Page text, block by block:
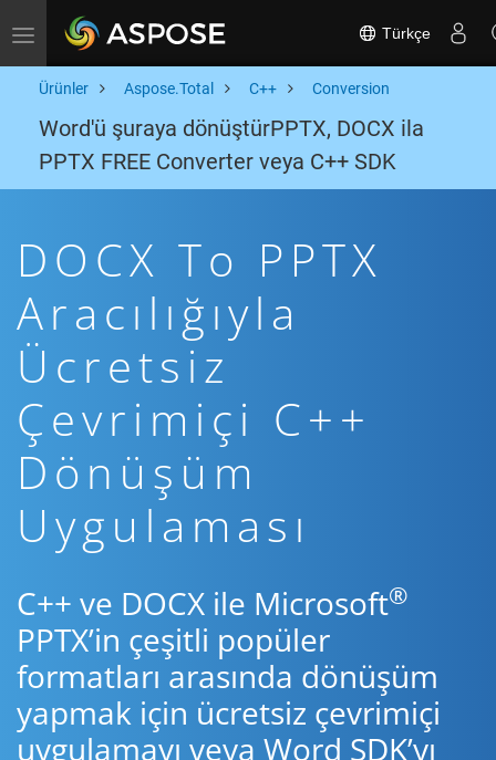
Toggle navigation Türkçe
Ürünler Aspose.Total C++ Conversion
Word'ü şuraya dönüştürPPTX, DOCX ila
PPTX FREE Converter veya C++ SDK
DOCX To PPTX
Aracılığıyla
Ücretsiz
Çevrimiçi C++
Dönüşüm
Uygulaması
C++ ve DOCX ile Microsoft®
PPTX’in çeşitli popüler
formatları arasında dönüşüm
yapmak için ücretsiz çevrimiçi
uygulamayı veya Word SDK’yı